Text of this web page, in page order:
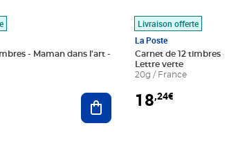
- Maman dans l'art -
Ajouter au panier
Livraison offerte
La Poste
Carnet de 12 timbres - Le
Lettre verte
20g / France
18,24€